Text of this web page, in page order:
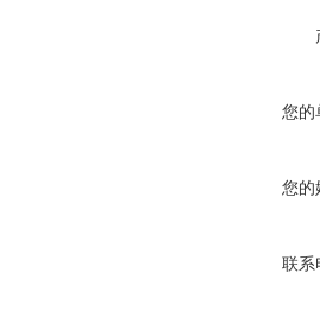
您的
您的
联系